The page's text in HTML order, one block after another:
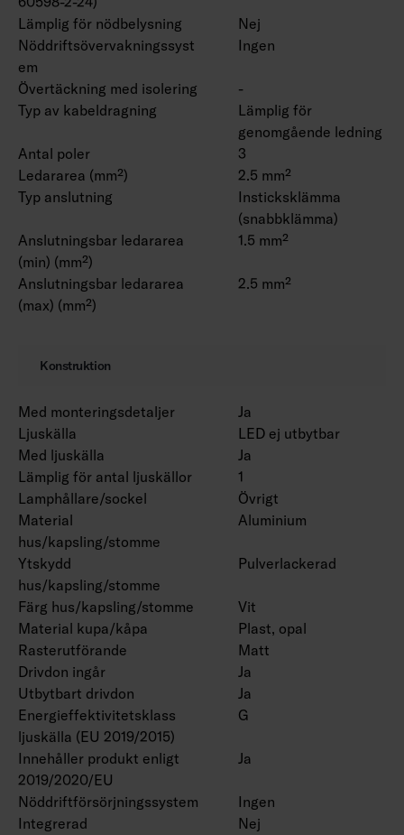
Lämplig för nödbelysning
Nej
Nöddriftsövervakningssyst
em
Ingen
Övertäckning med isolering
-
Typ av kabeldragning
Lämplig för
genomgående ledning
Antal poler
3
Ledararea (mm²)
2.5 mm²
Typ anslutning
Insticksklämma
(snabbklämma)
Anslutningsbar ledararea
(min) (mm²)
1.5 mm²
Anslutningsbar ledararea
(max) (mm²)
2.5 mm²
Konstruktion
Med monteringsdetaljer
Ja
Ljuskälla
LED ej utbytbar
Med ljuskälla
Ja
Lämplig för antal ljuskällor
1
Lamphållare/sockel
Övrigt
Material
hus/kapsling/stomme
Aluminium
Ytskydd
hus/kapsling/stomme
Pulverlackerad
Färg hus/kapsling/stomme
Vit
Material kupa/kåpa
Plast, opal
Rasterutförande
Matt
Drivdon ingår
Ja
Utbytbart drivdon
Ja
Energieffektivitetsklass
ljuskälla (EU 2019/2015)
G
Innehåller produkt enligt
2019/2020/EU
Ja
Nöddriftförsörjningssystem
Ingen
Integrerad
Nej